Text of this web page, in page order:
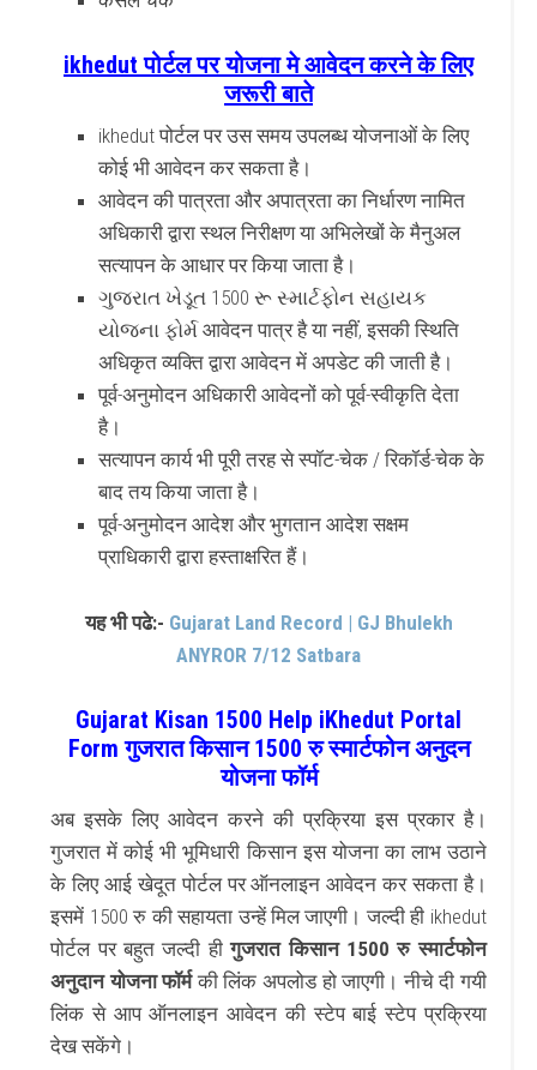
ikhedut पोर्टल पर योजना मे आवेदन करने के लिए
जरूरी बाते
ikhedut पोर्टल पर उस समय उपलब्ध योजनाओं के लिए
कोई भी आवेदन कर सकता है।
आवेदन की पात्रता और अपात्रता का निर्धारण नामित
अधिकारी द्वारा स्थल निरीक्षण या अभिलेखों के मैनुअल
सत्यापन के आधार पर किया जाता है।
ગુજરાત ખેડૂત 1500 રૂ સ્માર્ટફોન સહાયક
યોજના ફોર્મ आवेदन पात्र है या नहीं, इसकी स्थिति
अधिकृत व्यक्ति द्वारा आवेदन में अपडेट की जाती है।
पूर्व-अनुमोदन अधिकारी आवेदनों को पूर्व-स्वीकृति देता
है।
सत्यापन कार्य भी पूरी तरह से स्पॉट-चेक / रिकॉर्ड-चेक के
बाद तय किया जाता है।
पूर्व-अनुमोदन आदेश और भुगतान आदेश सक्षम
प्राधिकारी द्वारा हस्ताक्षरित हैं।
यह भी पढे:- Gujarat Land Record | GJ Bhulekh
ANYROR 7/12 Satbara
Gujarat Kisan 1500 Help iKhedut Portal
Form गुजरात किसान 1500 रु स्मार्टफोन अनुदन
योजना फॉर्म
अब इसके लिए आवेदन करने की प्रक्रिया इस प्रकार है।
गुजरात में कोई भी भूमिधारी किसान इस योजना का लाभ उठाने
के लिए आई खेदूत पोर्टल पर ऑनलाइन आवेदन कर सकता है।
इसमें 1500 रु की सहायता उन्हें मिल जाएगी। जल्दी ही ikhedut
पोर्टल पर बहुत जल्दी हीगुजरात किसान 1500 रु स्मार्टफोन
अनुदान योजना फॉर्मकी लिंक अपलोड हो जाएगी। नीचे दी गयी
लिंक से आप ऑनलाइन आवेदन की स्टेप बाई स्टेप प्रक्रिया
देख सकेंगे।